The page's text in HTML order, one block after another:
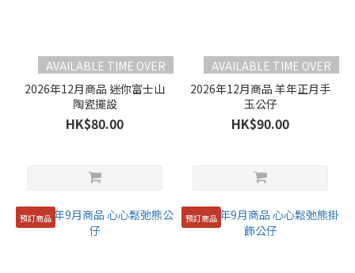
AVAILABLE TIME OVER
2026年12月商品 迷你富士山
陶瓷擺設
HK$80.00
AVAILABLE TIME OVER
2026年12月商品 羊年正月手
玉公仔
HK$90.00
預訂商品 預訂商品